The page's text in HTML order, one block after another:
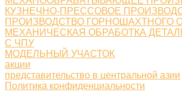
КУЗНЕЧНО-ПРЕССОВОЕ
ПРОИЗВОДСТВО ГОРНОШАХТНОГО
МЕХАНИЧЕСКАЯ ОБРАБОТКА
С ЧПУ
МОДЕЛЬНЫЙ УЧАСТОК
акции
представительство в центральной азии
Политика конфиденциальности